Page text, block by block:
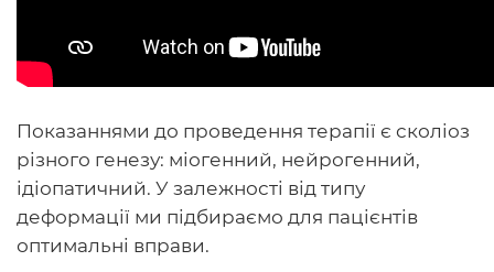
Показаннями до проведення терапії є сколіоз
різного генезу: міогенний, нейрогенний,
ідіопатичний. У залежності від типу
деформації ми підбираємо для пацієнтів
оптимальні вправи.